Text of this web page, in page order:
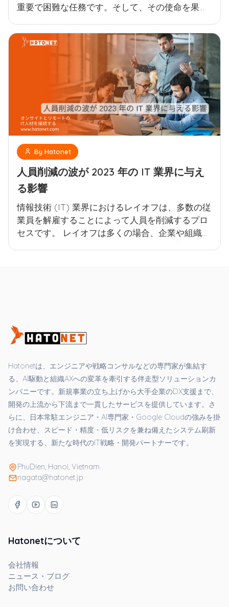
重要で困難な任務です。そして、その使命を果た
トは独自の取引プラットフォームとなり、ITの才
能と企業が出会い、協力することで、技術分野で
重要な進展を生み出すことができる場所となりま
By Hatonet
人員削減の波が 2023 年の IT 業界に与え
る影響
情報技術 (IT) 業界におけるレイオフは、多数の従
業員を解雇することによって人員を削減するプロ
セスです。 レイオフは多くの場合、企業や組織が
起こす可能性があります。
Hatonetは、エンジニアや戦略コンサルなどの専門家が集結す
る、AI駆動と組織AXへの変革を牽引する伴走型ソリューションカ
ンパニーです。新規事業の立ち上げから大手企業のDX支援まで、
開発の上流から下流まで一貫したサービスを提供しています。さ
らに、日本常駐エンジニア・AI専門家・Google Cloudの強みを掛
け合わせ、スピード・精度・低リスクを兼ね備えたシステム刷新
を実現する、新たな時代のIT戦略・開発パートナーです。
PhuDien, Hanoi, Vietnam
nagata@hatonet.jp
Hatonetについて
会社情報
ニュース・ブログ
お問い合わせ